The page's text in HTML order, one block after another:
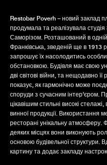
Restobar Poverh – новий заклад
продумала та реалізувала
Саморізом. Розташований в
Франківська, зведеній ще в 1913
запрошує їх насолодитись
обстановкою. Будівля має свою
дві світові війни, та нещодавно
показує, як гармонічно може
споруди з сучасним інтер’єром.
цікавішим стильні високі
винної продукції. Використання
ресторані унікальну атмосферу.
деяких місцях вони виконують
основою будівельної структури.
картину та додає закладу